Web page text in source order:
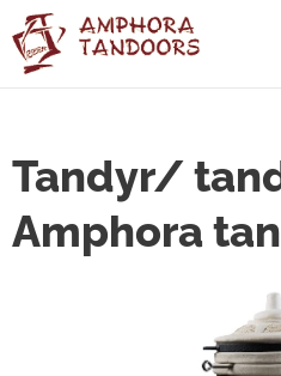
Tandyr/
Amphora